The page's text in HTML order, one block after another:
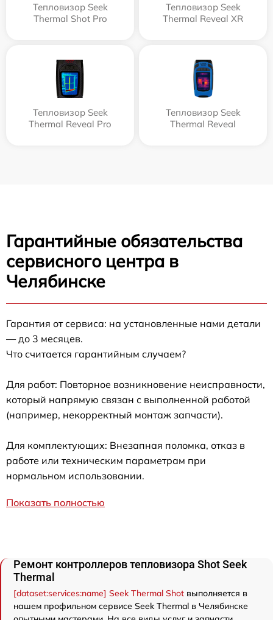
Тепловизор Seek
Thermal Shot Pro
Тепловизор Seek
Thermal Reveal XR
Тепловизор Seek
Thermal Reveal Pro
Тепловизор Seek
Thermal Reveal
Гарантийные обязательства
сервисного центра в
Челябинске
Гарантия от сервиса: на установленные нами детали
— до 3 месяцев.
Что считается гарантийным случаем?
Для работ: Повторное возникновение неисправности,
который напрямую связан с выполненной работой
(например, некорректный монтаж запчасти).
Для комплектующих: Внезапная поломка, отказ в
работе или техническим параметрам при
нормальном использовании.
Показать полностью
Ремонт контроллеров тепловизора Shot Seek
Thermal
[dataset:services:name] Seek Thermal Shot выполняется в
нашем профильном сервисе Seek Thermal в Челябинске